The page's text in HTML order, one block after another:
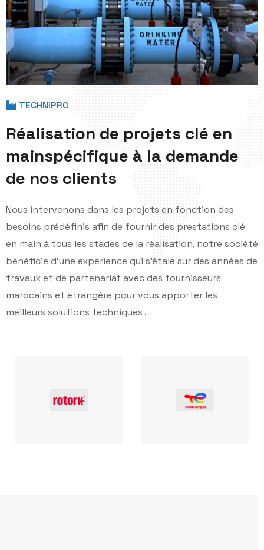
TECHNIPRO
Réalisation de projets clé en
mainspécifique à la demande
de nos clients
Nous intervenons dans les projets en fonction des
besoins prédéfinis afin de fournir des prestations clé
en main à tous les stades de la réalisation, notre société
bénéficie d'une expérience qui s'étale sur des années de
travaux et de partenariat avec des fournisseurs
marocains et étrangère pour vous apporter les
meilleurs solutions techniques .